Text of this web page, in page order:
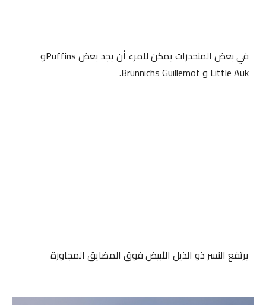
في بعض المنحدرات يمكن للمرء أن يجد بعض Puffins
Little Auk و Brünnichs Guillemot.
يرتفع النسر ذو الذيل الأبيض فوق المضايق المجاورة